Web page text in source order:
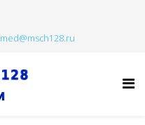
med@msch128.ru